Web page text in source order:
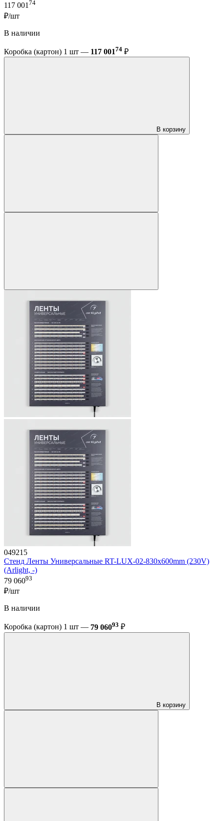
117 00174
₽/шт
В наличии
Коробка (картон) 1 шт — 117 00174 ₽
В корзину
049215
Стенд Ленты Универсальные RT-LUX-02-830x600mm (230V)
(Arlight, -)
79 06093
₽/шт
В наличии
Коробка (картон) 1 шт — 79 06093 ₽
В корзину